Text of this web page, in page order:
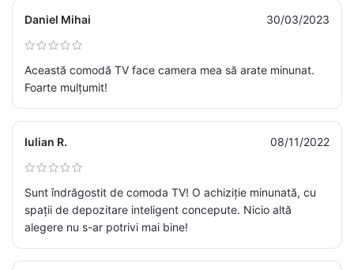
Daniel Mihai 30/03/2023
Această comodă TV face camera mea să arate minunat.
Foarte mulțumit!
Iulian R. 08/11/2022
Sunt îndrăgostit de comoda TV! O achiziție minunată, cu
spații de depozitare inteligent concepute. Nicio altă
alegere nu s-ar potrivi mai bine!